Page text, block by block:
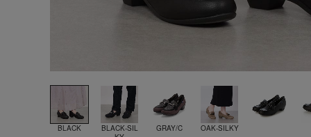
BLACK
BLACK-SIL
GRAY/C OAK-SILKY